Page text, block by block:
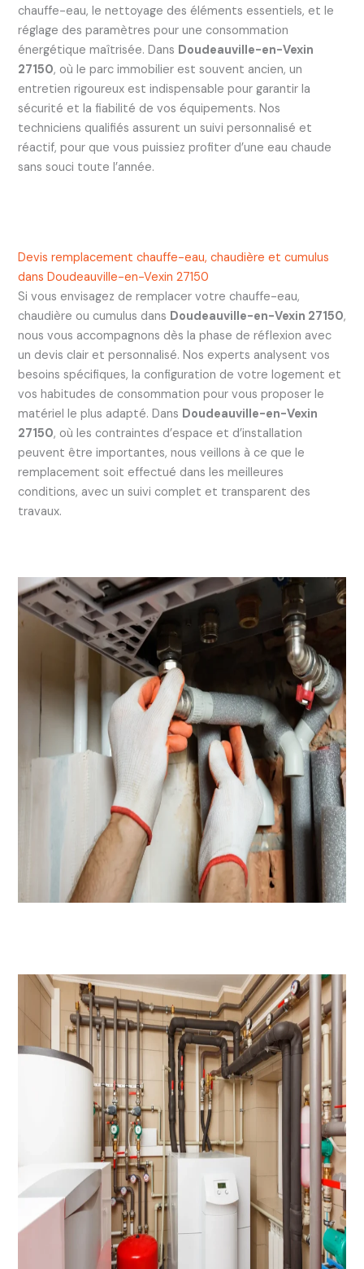
chauffe-eau, le nettoyage des éléments essentiels, et le
réglage des paramètres pour une consommation
énergétique maîtrisée. Dans Doudeauville-en-Vexin
27150, où le parc immobilier est souvent ancien, un
entretien rigoureux est indispensable pour garantir la
sécurité et la fiabilité de vos équipements. Nos
techniciens qualifiés assurent un suivi personnalisé et
réactif, pour que vous puissiez profiter d’une eau chaude
sans souci toute l’année.
Devis remplacement chauffe-eau, chaudière et cumulus
dans Doudeauville-en-Vexin 27150
Si vous envisagez de remplacer votre chauffe-eau,
chaudière ou cumulus dans Doudeauville-en-Vexin 27150,
nous vous accompagnons dès la phase de réflexion avec
un devis clair et personnalisé. Nos experts analysent vos
besoins spécifiques, la configuration de votre logement et
vos habitudes de consommation pour vous proposer le
matériel le plus adapté. Dans Doudeauville-en-Vexin
27150, où les contraintes d’espace et d’installation
peuvent être importantes, nous veillons à ce que le
remplacement soit effectué dans les meilleures
conditions, avec un suivi complet et transparent des
travaux.